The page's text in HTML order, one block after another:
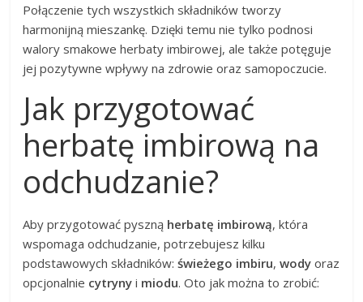
Połączenie tych wszystkich składników tworzy
harmonijną mieszankę. Dzięki temu nie tylko podnosi
walory smakowe herbaty imbirowej, ale także potęguje
jej pozytywne wpływy na zdrowie oraz samopoczucie.
Jak przygotować
herbatę imbirową na
odchudzanie?
Aby przygotować pyszną herbatę imbirową, która
wspomaga odchudzanie, potrzebujesz kilku
podstawowych składników:świeżego imbiru,wody oraz
opcjonalnie cytryny i miodu. Oto jak można to zrobić: